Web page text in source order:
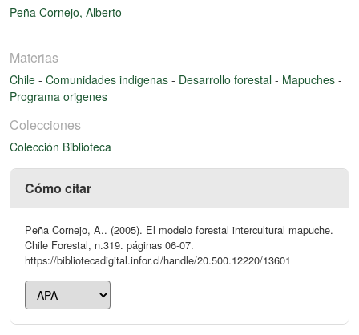
Peña Cornejo, Alberto
Materias
Chile - Comunidades indigenas - Desarrollo forestal - Mapuches -
Programa origenes
Colecciones
Colección Biblioteca
Cómo citar
Peña Cornejo, A.. (2005). El modelo forestal intercultural mapuche.
Chile Forestal, n.319. páginas 06-07.
https://bibliotecadigital.infor.cl/handle/20.500.12220/13601